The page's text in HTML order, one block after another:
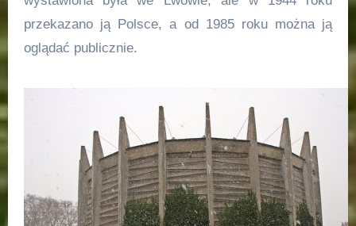
przekazano ją Polsce, a od 1985 roku można ją
oglądać publicznie.